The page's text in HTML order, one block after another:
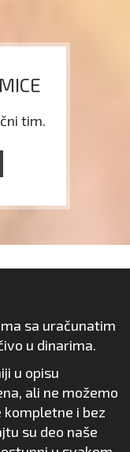
tim.
sa uračunatim
u dinarima.
u opisu
ali ne možemo
i bez
su deo naše